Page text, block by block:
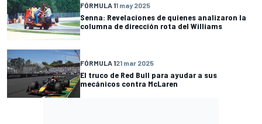
FÓRMULA 11 may 2025
Senna: Revelaciones de quienes analizaron la
columna de dirección rota del Williams
FÓRMULA 121 mar 2025
El truco de Red Bull para ayudar a sus
mecánicos contra McLaren